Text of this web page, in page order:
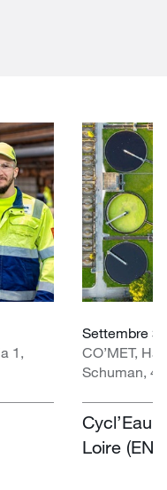
1,
Settembre
CO’MET,
Schuman,
Cycl’Eau
Loire (EN)